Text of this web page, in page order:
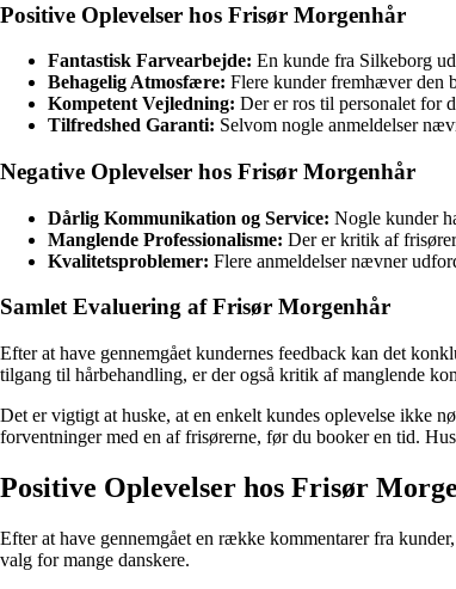
Positive Oplevelser hos Frisør Morgenhår
Fantastisk Farvearbejde: En kunde fra Silkeborg
Behagelig Atmosfære: Flere kunder fremhæver den
Kompetent Vejledning: Der er ros til personalet for
Tilfredshed Garanti: Selvom nogle anmeldelser
Negative Oplevelser hos Frisør Morgenhår
Dårlig Kommunikation og Service: Nogle kunder
Manglende Professionalisme: Der er kritik af
Kvalitetsproblemer: Flere anmeldelser nævner
Samlet Evaluering af Frisør Morgenhår
Efter at have gennemgået kundernes feedback kan det
tilgang til hårbehandling, er der også kritik af manglende
Det er vigtigt at huske, at en enkelt kundes oplevelse ikke
forventninger med en af frisørerne, før du booker en tid.
Positive Oplevelser hos Frisør
Efter at have gennemgået en række kommentarer fra
valg for mange danskere.